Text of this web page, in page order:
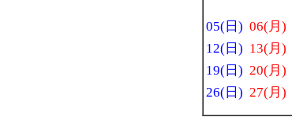
05(日) 06(月)
12(日) 13(月)
19(日) 20(月)
26(日) 27(月)